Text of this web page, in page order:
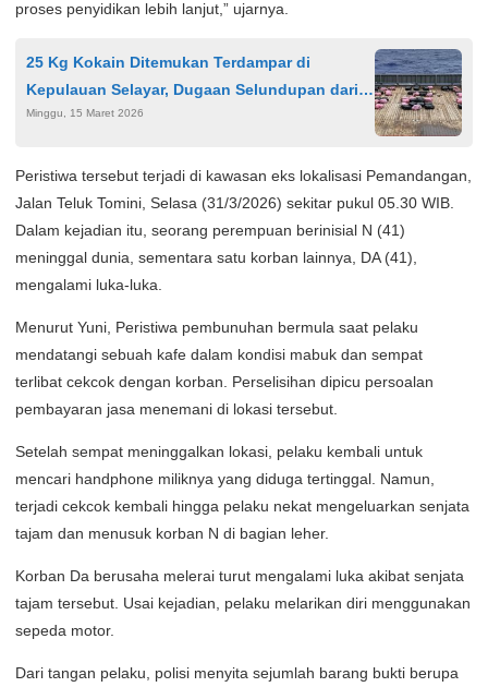
proses penyidikan lebih lanjut,” ujarnya.
25 Kg Kokain Ditemukan Terdampar di
Kepulauan Selayar, Dugaan Selundupan dari
Kolombia
Minggu, 15 Maret 2026
Peristiwa tersebut terjadi di kawasan eks lokalisasi Pemandangan,
Jalan Teluk Tomini, Selasa (31/3/2026) sekitar pukul 05.30 WIB.
Dalam kejadian itu, seorang perempuan berinisial N (41)
meninggal dunia, sementara satu korban lainnya, DA (41),
mengalami luka-luka.
Menurut Yuni, Peristiwa pembunuhan bermula saat pelaku
mendatangi sebuah kafe dalam kondisi mabuk dan sempat
terlibat cekcok dengan korban. Perselisihan dipicu persoalan
pembayaran jasa menemani di lokasi tersebut.
Setelah sempat meninggalkan lokasi, pelaku kembali untuk
mencari handphone miliknya yang diduga tertinggal. Namun,
terjadi cekcok kembali hingga pelaku nekat mengeluarkan senjata
tajam dan menusuk korban N di bagian leher.
Korban Da berusaha melerai turut mengalami luka akibat senjata
tajam tersebut. Usai kejadian, pelaku melarikan diri menggunakan
sepeda motor.
Dari tangan pelaku, polisi menyita sejumlah barang bukti berupa